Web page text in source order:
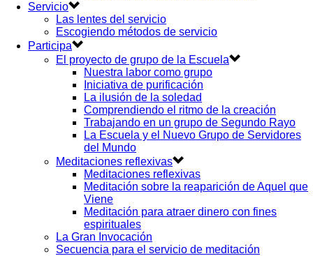
Servicio
Las lentes del servicio
Escogiendo métodos de servicio
Participa
El proyecto de grupo de la Escuela
Nuestra labor como grupo
Iniciativa de purificación
La ilusión de la soledad
Comprendiendo el ritmo de la creación
Trabajando en un grupo de Segundo Rayo
La Escuela y el Nuevo Grupo de Servidores
del Mundo
Meditaciones reflexivas
Meditaciones reflexivas
Meditación sobre la reaparición de Aquel que
Viene
Meditación para atraer dinero con fines
espirituales
La Gran Invocación
Secuencia para el servicio de meditación